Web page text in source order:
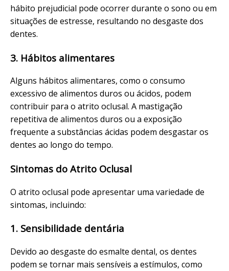
hábito prejudicial pode ocorrer durante o sono ou em
situações de estresse, resultando no desgaste dos
dentes.
3. Hábitos alimentares
Alguns hábitos alimentares, como o consumo
excessivo de alimentos duros ou ácidos, podem
contribuir para o atrito oclusal. A mastigação
repetitiva de alimentos duros ou a exposição
frequente a substâncias ácidas podem desgastar os
dentes ao longo do tempo.
Sintomas do Atrito Oclusal
O atrito oclusal pode apresentar uma variedade de
sintomas, incluindo:
1. Sensibilidade dentária
Devido ao desgaste do esmalte dental, os dentes
podem se tornar mais sensíveis a estímulos, como